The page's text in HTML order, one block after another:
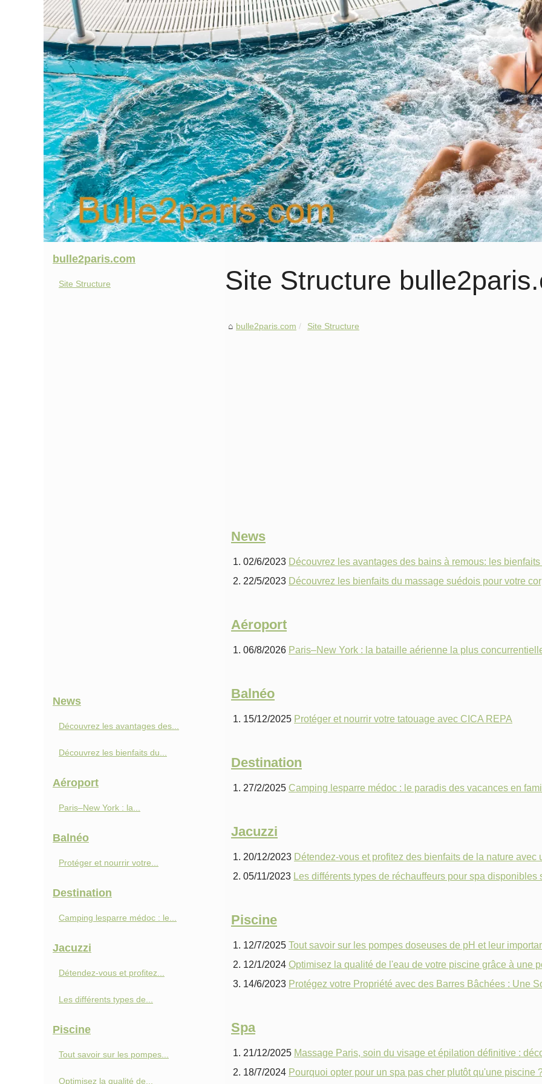
Site Structure
bulle2paris.com Site Structure
News
02/6/2023 Découvrez les avantages des bains à remous: les
22/5/2023 Découvrez les bienfaits du massage suédois pour votre
Aéroport
06/8/2026 Paris–New York : la bataille aérienne la plus
Balnéo
15/12/2025 Protéger et nourrir votre tatouage avec CICA REPA
Destination
27/2/2025 Camping lesparre médoc : le paradis des vacances en
Jacuzzi
20/12/2023 Détendez-vous et profitez des bienfaits de la nature avec
05/11/2023 Les différents types de réchauffeurs pour spa disponibles
Piscine
12/7/2025 Tout savoir sur les pompes doseuses de pH et leur
12/1/2024 Optimisez la qualité de l'eau de votre piscine grâce à une
14/6/2023 Protégez votre Propriété avec des Barres Bâchées : Une
Spa
21/12/2025 Massage Paris, soin du visage et épilation définitive :
18/7/2024 Pourquoi opter pour un spa pas cher plutôt qu'une piscine
bulle2paris.com
Site Structure
News
Découvrez les avantages des...
Découvrez les bienfaits du...
Aéroport
Paris–New York : la...
Balnéo
Protéger et nourrir votre...
Destination
Camping lesparre médoc : le...
Jacuzzi
Détendez-vous et profitez...
Les différents types de...
Piscine
Tout savoir sur les pompes...
Optimisez la qualité de...